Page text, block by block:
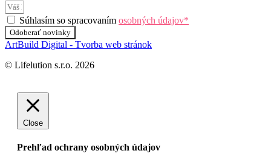
Súhlasím so spracovaním osobných údajov*
Odoberať novinky
ArtBuild Digital - Tvorba web stránok
© Lifelution s.r.o. 2026
Close
Prehľad ochrany osobných údajov